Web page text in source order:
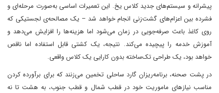
پیشرانه و سیستم‌های جدید کلاس یخ. این تعمیرات اساسی به‌صورت مرحله‌ای و
فشرده بین اعزام‌های گشت‌زنی انجام خواهد شد – یک مصالحه‌ی لجستیکی که
روی کاغذ باعث صرفه‌جویی در زمان می‌شود اما هزینه‌ها را افزایش می‌دهد و
آموزش خدمه را پیچیده می‌کند. نتیجه، یک کشتی قابل استفاده اما ناقص
خواهد بود، یک طراحی تک‌ساخته بدون کارایی یک کلاس واقعی.
در پشت صحنه، برنامه‌ریزان گارد ساحلی تخمین می‌زنند که برای برآورده کردن
مناسب نیازهای ماموریت خود در قطب شمال و قطب جنوب، به هشت تا نه